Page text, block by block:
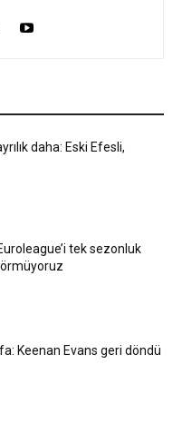
daha: Eski Efesli,
tek sezonluk
Keenan Evans geri döndü